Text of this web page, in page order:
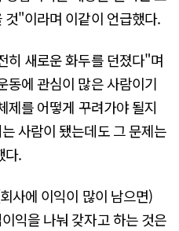
"이라며 이같이 언급했다.
히 새로운 화두를 던졌다"며
동에 관심이 많은 사람이기
제를 어떻게 꾸려가야 될지
사람이 됐는데도 그 문제는
다.
사에 이익이 많이 남으면)
익을 나눠 갖자고 하는 것은